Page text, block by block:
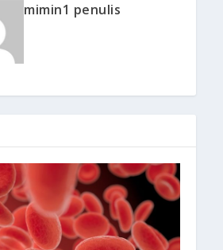
mimin1 penulis